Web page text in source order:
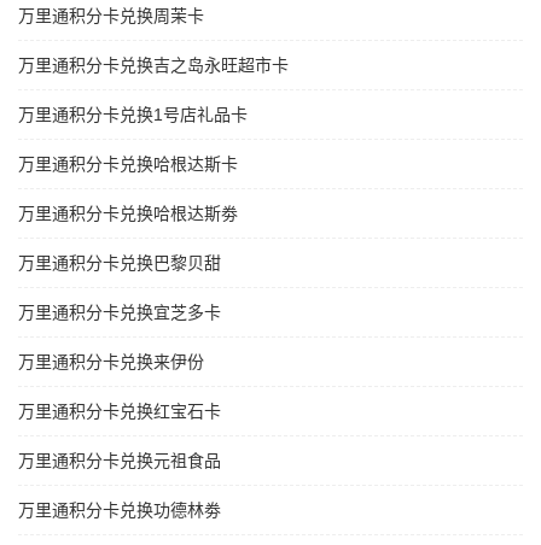
万里通积分卡兑换周茉卡
万里通积分卡兑换吉之岛永旺超市卡
万里通积分卡兑换1号店礼品卡
万里通积分卡兑换哈根达斯卡
万里通积分卡兑换哈根达斯劵
万里通积分卡兑换巴黎贝甜
万里通积分卡兑换宜芝多卡
万里通积分卡兑换来伊份
万里通积分卡兑换红宝石卡
万里通积分卡兑换元祖食品
万里通积分卡兑换功德林劵